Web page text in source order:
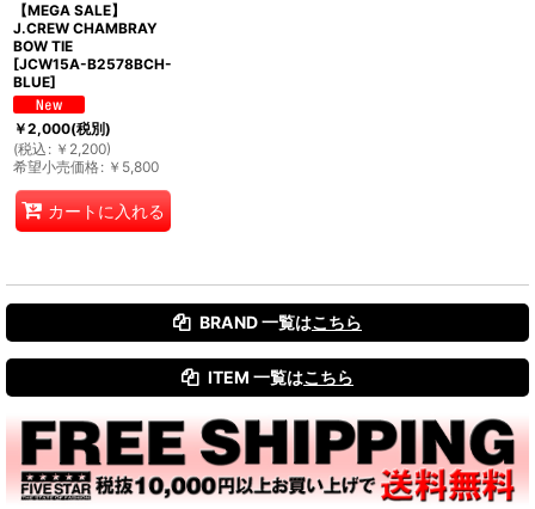
【MEGA SALE】
J.CREW CHAMBRAY
BOW TIE
[JCW15A-B2578BCH-
BLUE]
￥2,000(税別)
(税込 : ￥ 2,200)
希望小売価格: ￥ 5,800
カートに入れる
BRAND 一覧はこちら
ITEM 一覧はこちら